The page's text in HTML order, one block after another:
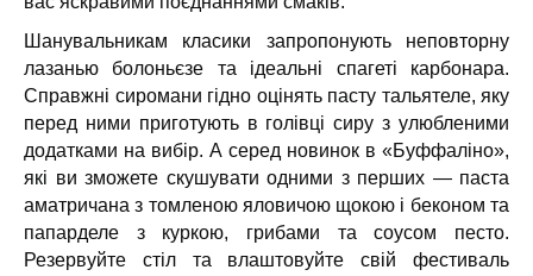
Шанувальникам класики запропонують неповторну
лазанью болоньєзе та ідеальні спагеті карбонара.
Справжні сиромани гідно оцінять пасту тальятеле, яку
перед ними приготують в голівці сиру з улюбленими
додатками на вибір. А серед новинок в «Буффаліно»,
які ви зможете скушувати одними з перших — паста
аматричана з томленою яловичою щокою і беконом та
папарделе з куркою, грибами та соусом песто.
Резервуйте стіл та влаштовуйте свій фестиваль